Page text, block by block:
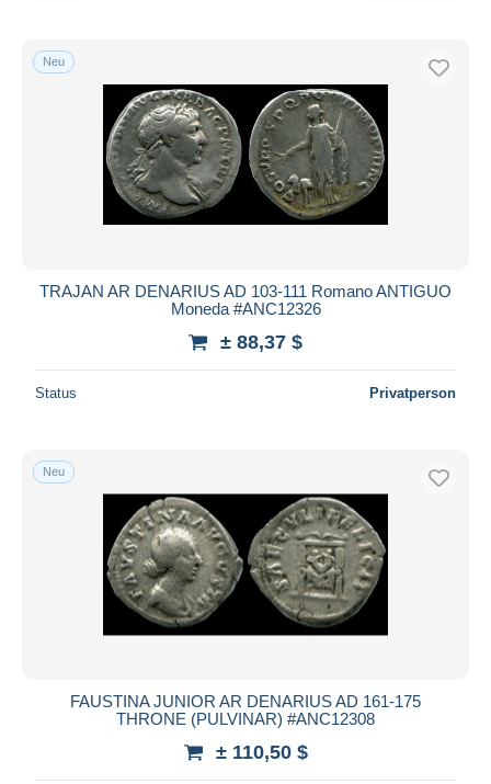
Neu
TRAJAN AR DENARIUS AD 103-111 Romano ANTIGUO
Moneda #ANC12326
± 88,37 $
Status Privatperson
Neu
FAUSTINA JUNIOR AR DENARIUS AD 161-175
THRONE (PULVINAR) #ANC12308
± 110,50 $